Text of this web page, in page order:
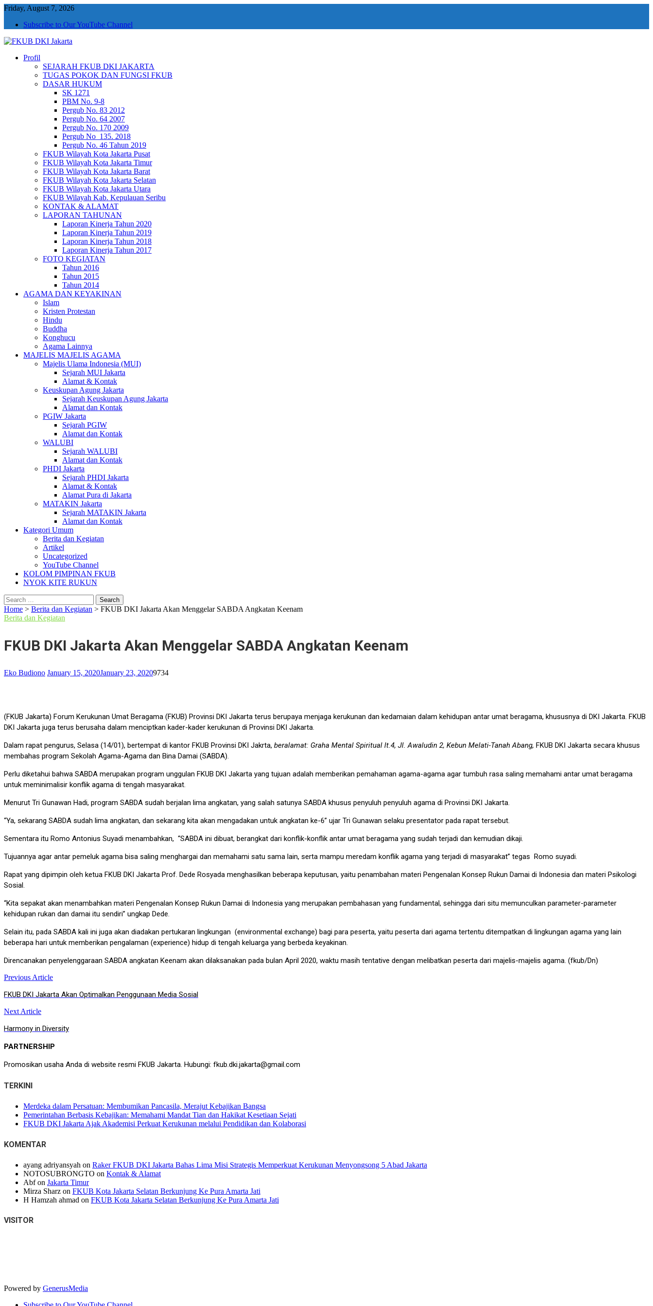
Friday, August 7, 2026
Subscribe to Our YouTube Channel
FKUB DKI Jakarta
Jakarta Aman, Jakarta Damai dan Rukun
Profil
SEJARAH FKUB DKI JAKARTA
TUGAS POKOK DAN FUNGSI FKUB
DASAR HUKUM
SK 1271
PBM No. 9-8
Pergub No. 83 2012
Pergub No. 64 2007
Pergub No. 170 2009
Pergub No_135. 2018
Pergub No. 46 Tahun 2019
FKUB Wilayah Kota Jakarta Pusat
FKUB Wilayah Kota Jakarta Timur
FKUB Wilayah Kota Jakarta Barat
FKUB Wilayah Kota Jakarta Selatan
FKUB Wilayah Kota Jakarta Utara
FKUB Wilayah Kab. Kepulauan Seribu
KONTAK & ALAMAT
LAPORAN TAHUNAN
Laporan Kinerja Tahun 2020
Laporan Kinerja Tahun 2019
Laporan Kinerja Tahun 2018
Laporan Kinerja Tahun 2017
FOTO KEGIATAN
Tahun 2016
Tahun 2015
Tahun 2014
AGAMA DAN KEYAKINAN
Islam
Kristen Protestan
Hindu
Buddha
Konghucu
Agama Lainnya
MAJELIS MAJELIS AGAMA
Majelis Ulama Indonesia (MUI)
Sejarah MUI Jakarta
Alamat & Kontak
Keuskupan Agung Jakarta
Sejarah Keuskupan Agung Jakarta
Alamat dan Kontak
PGIW Jakarta
Sejarah PGIW
Alamat dan Kontak
WALUBI
Sejarah WALUBI
Alamat dan Kontak
PHDI Jakarta
Sejarah PHDI Jakarta
Alamat & Kontak
Alamat Pura di Jakarta
MATAKIN Jakarta
Sejarah MATAKIN Jakarta
Alamat dan Kontak
Kategori Umum
Berita dan Kegiatan
Artikel
Uncategorized
YouTube Channel
KOLOM PIMPINAN FKUB
NYOK KITE RUKUN
Search
for:
Home > Berita dan Kegiatan > FKUB DKI Jakarta Akan Menggelar SABDA Angkatan Keenam
Berita dan Kegiatan
FKUB DKI Jakarta Akan Menggelar SABDA Angkatan Keenam
Eko Budiono January 15, 2020January 23, 20209734
(FKUB Jakarta) Forum Kerukunan Umat Beragama (FKUB) Provinsi DKI Jakarta terus berupaya menjaga kerukunan dan kedamaian dalam kehidupan antar umat beragama, khususnya di DKI Jakarta. FKUB
DKI Jakarta juga terus berusaha dalam menciptkan kader-kader kerukunan di Provinsi DKI Jakarta.
Dalam rapat pengurus, Selasa (14/01), bertempat di kantor FKUB Provinsi DKI Jakrta, beralamat: Graha Mental Spiritual lt.4, Jl. Awaludin 2, Kebun Melati-Tanah Abang, FKUB DKI Jakarta secara khusus
membahas program Sekolah Agama-Agama dan Bina Damai (SABDA).
Perlu diketahui bahwa SABDA merupakan program unggulan FKUB DKI Jakarta yang tujuan adalah memberikan pemahaman agama-agama agar tumbuh rasa saling memahami antar umat beragama
untuk meminimalisir konflik agama di tengah masyarakat.
Menurut Tri Gunawan Hadi, program SABDA sudah berjalan lima angkatan, yang salah satunya SABDA khusus penyuluh penyuluh agama di Provinsi DKI Jakarta.
“Ya, sekarang SABDA sudah lima angkatan, dan sekarang kita akan mengadakan untuk angkatan ke-6” ujar Tri Gunawan selaku presentator pada rapat tersebut.
Sementara itu Romo Antonius Suyadi menambahkan, “SABDA ini dibuat, berangkat dari konflik-konflik antar umat beragama yang sudah terjadi dan kemudian dikaji.
Tujuannya agar antar pemeluk agama bisa saling menghargai dan memahami satu sama lain, serta mampu meredam konflik agama yang terjadi di masyarakat” tegas Romo suyadi.
Rapat yang dipimpin oleh ketua FKUB DKI Jakarta Prof. Dede Rosyada menghasilkan beberapa keputusan, yaitu penambahan materi Pengenalan Konsep Rukun Damai di Indonesia dan materi Psikologi
Sosial.
“Kita sepakat akan menambahkan materi Pengenalan Konsep Rukun Damai di Indonesia yang merupakan pembahasan yang fundamental, sehingga dari situ memunculkan parameter-parameter
kehidupan rukan dan damai itu sendiri” ungkap Dede.
Selain itu, pada SABDA kali ini juga akan diadakan pertukaran lingkungan (environmental exchange) bagi para peserta, yaitu peserta dari agama tertentu ditempatkan di lingkungan agama yang lain
beberapa hari untuk memberikan pengalaman (experience) hidup di tengah keluarga yang berbeda keyakinan.
Direncanakan penyelenggaraan SABDA angkatan Keenam akan dilaksanakan pada bulan April 2020, waktu masih tentative dengan melibatkan peserta dari majelis-majelis agama. (fkub/Dn)
Post
navigation
Previous Article
FKUB DKI Jakarta Akan Optimalkan Penggunaan Media Sosial
Next Article
Harmony in Diversity
PARTNERSHIP
Promosikan usaha Anda di website resmi FKUB Jakarta. Hubungi: fkub.dki.jakarta@gmail.com
TERKINI
Merdeka dalam Persatuan: Membumikan Pancasila, Merajut Kebajikan Bangsa
Pemerintahan Berbasis Kebajikan: Memahami Mandat Tian dan Hakikat Kesetiaan Sejati
FKUB DKI Jakarta Ajak Akademisi Perkuat Kerukunan melalui Pendidikan dan Kolaborasi
KOMENTAR
ayang adriyansyah on Raker FKUB DKI Jakarta Bahas Lima Misi Strategis Memperkuat Kerukunan Menyongsong 5 Abad Jakarta
NOTOSUBRONGTO on Kontak & Alamat
Abfon Jakarta Timur
Mirza Sharz on FKUB Kota Jakarta Selatan Berkunjung Ke Pura Amarta Jati
H Hamzah ahmad on FKUB Kota Jakarta Selatan Berkunjung Ke Pura Amarta Jati
VISITOR
Powered by GenerusMedia